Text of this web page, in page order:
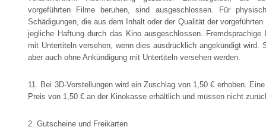
vorgeführten Filme beruhen, sind ausgeschlossen. Für
Schädigungen, die aus dem Inhalt oder der Qualität der
jegliche Haftung durch das Kino ausgeschlossen.
mit Untertiteln versehen, wenn dies ausdrücklich angekündigt wird.
aber auch ohne Ankündigung mit Untertiteln versehen werden.
11. Bei 3D-Vorstellungen wird ein Zuschlag von 1,50 € erhoben.
Preis von 1,50 € an der Kinokasse erhältlich und müssen nicht
2. Gutscheine und Freikarten